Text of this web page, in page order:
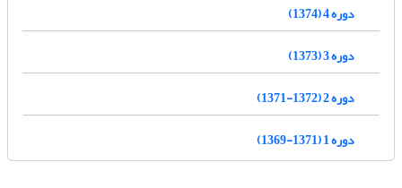
دوره 4 (1374)
دوره 3 (1373)
دوره 2 (1372-1371)
دوره 1 (1371-1369)